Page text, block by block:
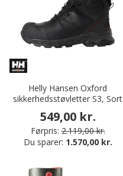
Helly Hansen Oxford
sikkerhedsstøvletter S3, Sort
549,00 kr.
Førpris: 2.119,00 kr.
Du sparer: 1.570,00 kr.